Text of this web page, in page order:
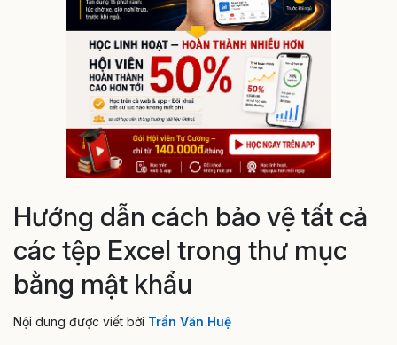
Hướng dẫn cách bảo vệ tất cả
các tệp Excel trong thư mục
bằng mật khẩu
Nội dung được viết bởi Trần Văn Huệ